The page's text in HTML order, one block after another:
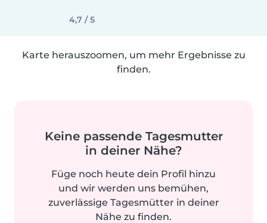
4,7 / 5
Karte herauszoomen, um mehr Ergebnisse zu
finden.
Keine passende Tagesmutter
in deiner Nähe?
Füge noch heute dein Profil hinzu
und wir werden uns bemühen,
zuverlässige Tagesmütter in deiner
Nähe zu finden.